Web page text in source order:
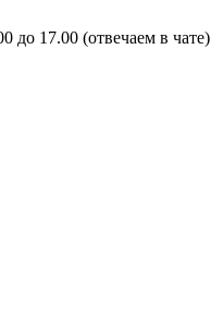
до 17.00 (отвечаем в чате)